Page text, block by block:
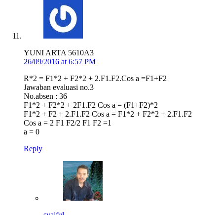
YUNI ARTA 5610A3
26/09/2016 at 6:57 PM
R*2 = F1*2 + F2*2 + 2.F1.F2.Cos a =F1+F2
Jawaban evaluasi no.3
No.absen : 36
F1*2 + F2*2 + 2F1.F2 Cos a = (F1+F2)*2
F1*2 + F2 + 2.F1.F2 Cos a = F1*2 + F2*2 + 2.F1.F2
Cos a = 2 F1 F2/2 F1 F2 =1
a = 0
Reply